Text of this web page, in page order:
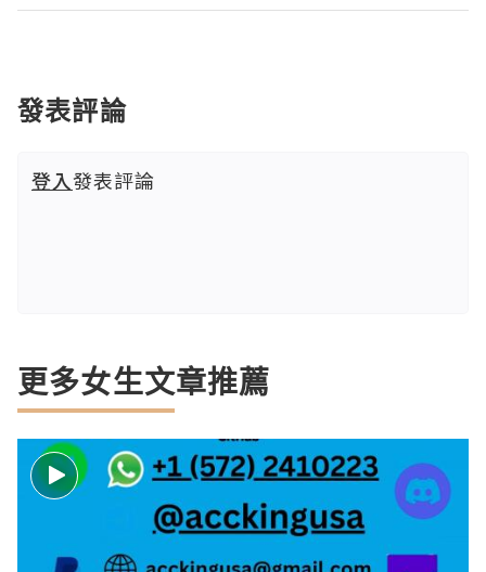
發表評論
登入發表評論
更多女生文章推薦